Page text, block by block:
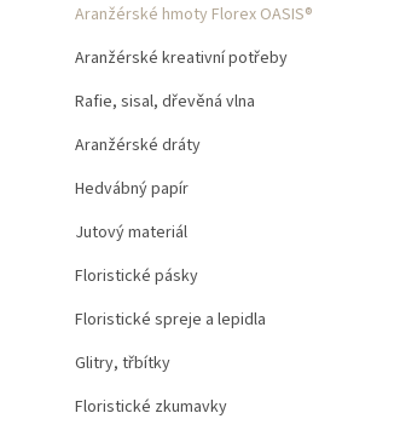
Aranžérské hmoty Florex OASIS®
Aranžérské kreativní potřeby
Rafie, sisal, dřevěná vlna
Aranžérské dráty
Hedvábný papír
Jutový materiál
Floristické pásky
Floristické spreje a lepidla
Glitry, třbítky
Floristické zkumavky